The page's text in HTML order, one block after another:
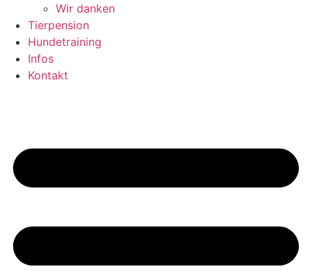
Wir danken
Tierpension
Hundetraining
Infos
Kontakt